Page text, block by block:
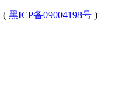
( 黑ICP备09004198号 )